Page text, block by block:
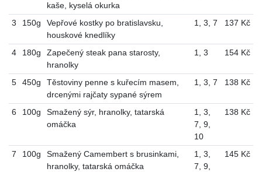
kaše, kyselá okurka
3 150g
Vepřové kostky po bratislavsku,
houskové knedlíky
1, 3, 7 137 Kč
4 180g
Zapečený steak pana starosty,
hranolky
1, 3 154 Kč
5 450g
Těstoviny penne s kuřecím masem,
drcenými rajčaty sypané sýrem
1, 3, 7 138 Kč
6 100g
Smažený sýr, hranolky, tatarská
omáčka
1, 3,
7, 9,
10
138 Kč
7 100g
Smažený Camembert s brusinkami,
hranolky, tatarská omáčka
1, 3,
7, 9,
145 Kč